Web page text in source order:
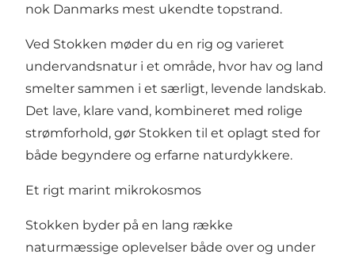
nok Danmarks mest ukendte topstrand.
Ved Stokken møder du en rig og varieret
undervandsnatur i et område, hvor hav og land
smelter sammen i et særligt, levende landskab.
Det lave, klare vand, kombineret med rolige
strømforhold, gør Stokken til et oplagt sted for
både begyndere og erfarne naturdykkere.
Et rigt marint mikrokosmos
Stokken byder på en lang række
naturmæssige oplevelser både over og under